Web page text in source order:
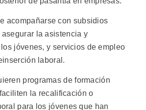
acompañarse con subsidios
la asistencia y
jóvenes, y servicios de empleo
laboral.
programas de formación
la recalificación o
para los jóvenes que han